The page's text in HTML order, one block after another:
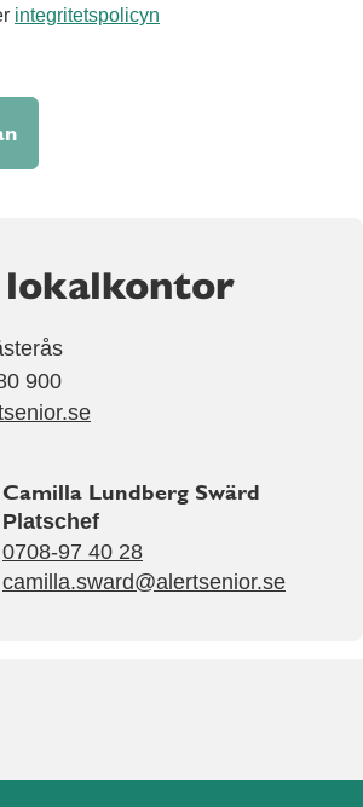
integritetspolicyn
900
Camilla Lundberg Swärd
Platschef
0708-97 40 28
camilla.sward@alertsenior.se